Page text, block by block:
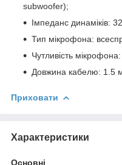
subwoofer);
Імпеданс динаміків:
Тип мікрофона:
Чутливість
Довжина кабелю: 1.5
Приховати
Характеристики
Основні